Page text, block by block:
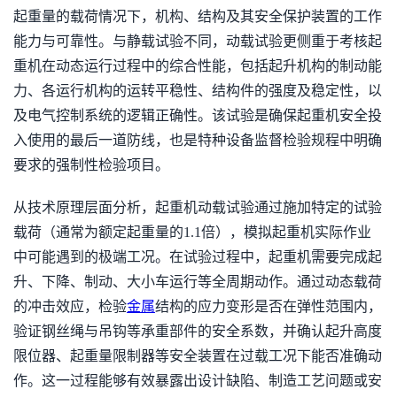
起重量的载荷情况下，机构、结构及其安全保护装置的工作
能力与可靠性。与静载试验不同，动载试验更侧重于考核起
重机在动态运行过程中的综合性能，包括起升机构的制动能
力、各运行机构的运转平稳性、结构件的强度及稳定性，以
及电气控制系统的逻辑正确性。该试验是确保起重机安全投
入使用的最后一道防线，也是特种设备监督检验规程中明确
要求的强制性检验项目。
从技术原理层面分析，起重机动载试验通过施加特定的试验
载荷（通常为额定起重量的1.1倍），模拟起重机实际作业
中可能遇到的极端工况。在试验过程中，起重机需要完成起
升、下降、制动、大小车运行等全周期动作。通过动态载荷
的冲击效应，检验金属结构的应力变形是否在弹性范围内，
验证钢丝绳与吊钩等承重部件的安全系数，并确认起升高度
限位器、起重量限制器等安全装置在过载工况下能否准确动
作。这一过程能够有效暴露出设计缺陷、制造工艺问题或安